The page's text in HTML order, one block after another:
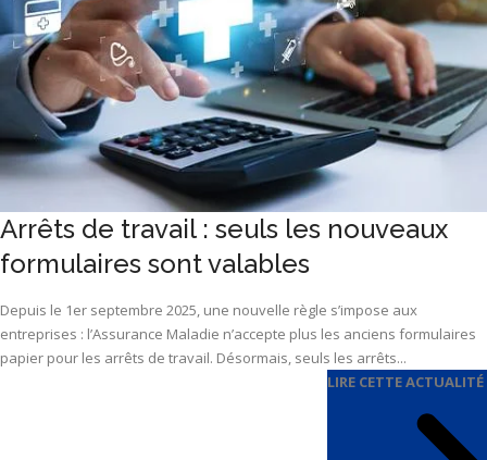
Arrêts de travail : seuls les nouveaux
formulaires sont valables
Depuis le 1er septembre 2025, une nouvelle règle s’impose aux
entreprises : l’Assurance Maladie n’accepte plus les anciens formulaires
papier pour les arrêts de travail. Désormais, seuls les arrêts...
LIRE CETTE ACTUALITÉ